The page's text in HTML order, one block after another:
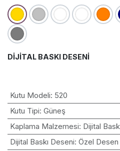
DIJITAL BASKI DESENI
Kutu Modeli: 520
Kutu Tipi: Güneş
Kaplama Malzemesi: Dijital
Dijital Baskı Deseni: Özel Desen